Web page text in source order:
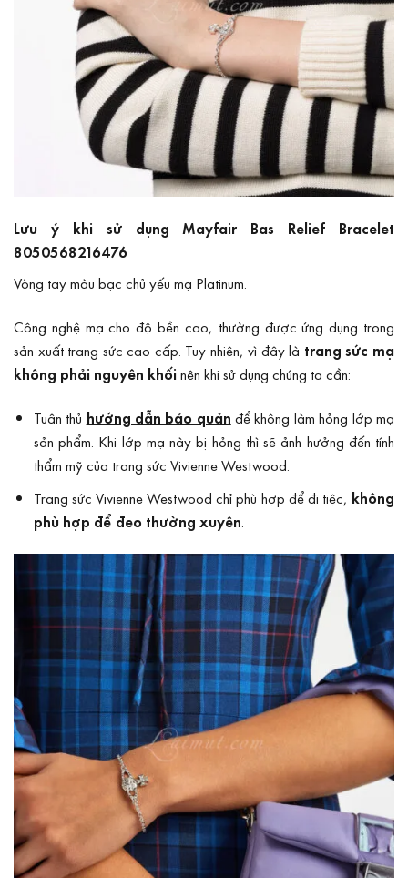
Lưu ý khi sử dụng Mayfair Bas Relief Bracelet
8050568216476
Vòng tay màu bạc chủ yếu mạ Platinum.
Công nghệ mạ cho độ bền cao, thường được ứng dụng trong
sản xuất trang sức cao cấp. Tuy nhiên, vì đây là trang sức mạ
không phải nguyên khốinên khi sử dụng chúng ta cần:
Tuân thủ hướng dẫn bảo quản để không làm hỏng lớp mạ
sản phẩm. Khi lớp mạ này bị hỏng thì sẽ ảnh hưởng đến tính
thẩm mỹ của trang sức Vivienne Westwood.
Trang sức Vivienne Westwood chỉ phù hợp để đi tiệc, không
phù hợp để đeo thường xuyên.